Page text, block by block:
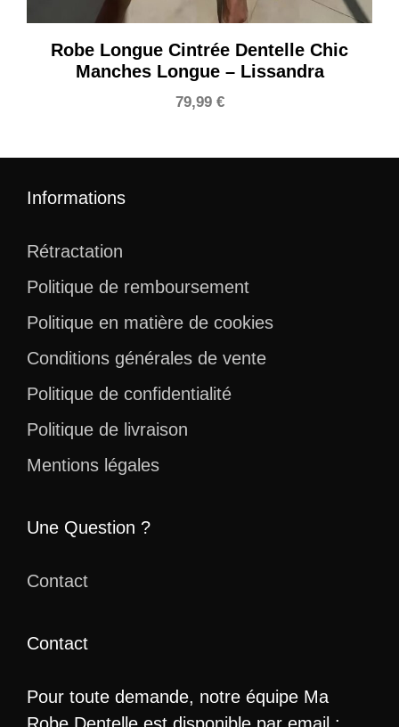
Robe Longue Cintrée Dentelle Chic
Manches Longue – Lissandra
79,99 €
Informations
Rétractation
Politique de remboursement
Politique en matière de cookies
Conditions générales de vente
Politique de confidentialité
Politique de livraison
Mentions légales
Une Question ?
Contact
Contact
Pour toute demande, notre équipe Ma